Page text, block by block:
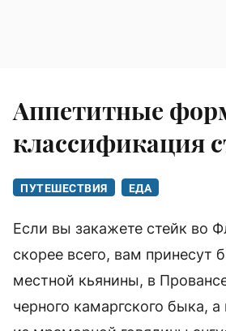
Аппетитные
классификация
ПУТЕШЕСТВИЯ ЕДА
Если вы закажете стейк во
скорее всего, вам принесут
местной кьянины, в
черного камаргского быка,